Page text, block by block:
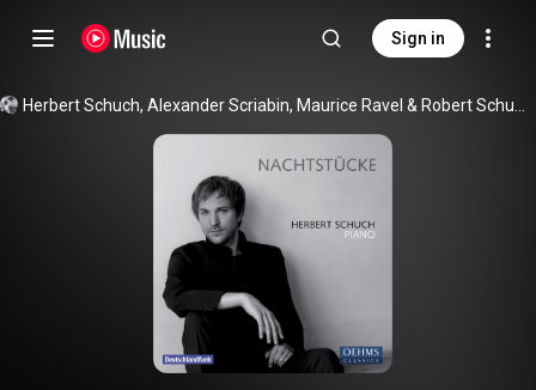
Sign in
Herbert Schuch, Alexander Scriabin, Maurice Ravel &